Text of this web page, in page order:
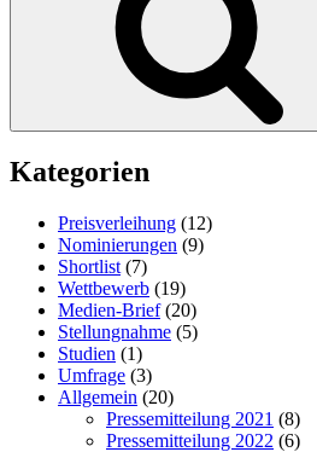
Kategorien
Preisverleihung (12)
Nominierungen (9)
Shortlist (7)
Wettbewerb (19)
Medien-Brief(20)
Stellungnahme (5)
Studien (1)
Umfrage (3)
Allgemein (20)
Pressemitteilung 2021 (8)
Pressemitteilung 2022 (6)